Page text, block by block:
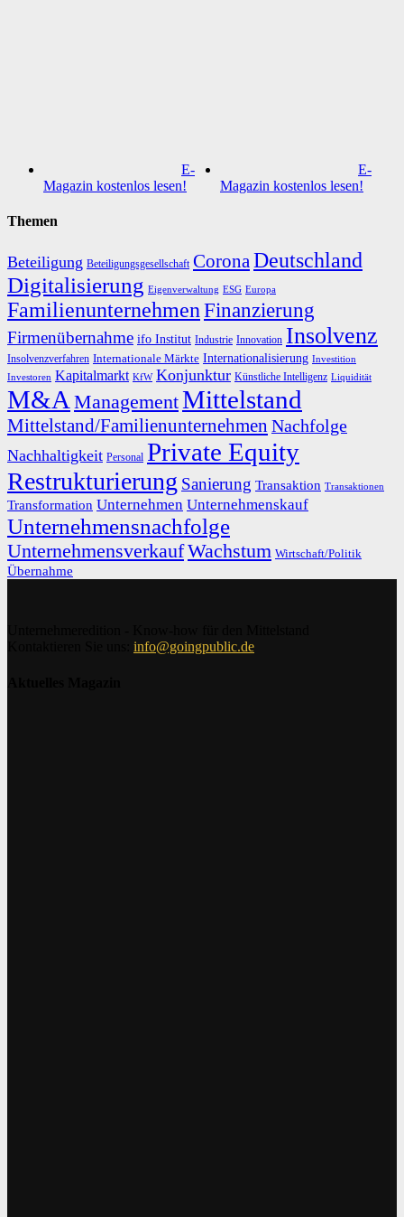
E-
Magazin kostenlos lesen!
E-
Magazin kostenlos lesen!
Themen
Beteiligung Beteiligungsgesellschaft CoronaDeutschland
Digitalisierung Eigenverwaltung ESG Europa
FamilienunternehmenFinanzierung
Firmenübernahme ifo Institut Industrie Innovation Insolvenz
Insolvenzverfahren Internationale Märkte Internationalisierung Investition
Investoren Kapitalmarkt KfW Konjunktur Künstliche Intelligenz Liquidität
M&A ManagementMittelstand
Mittelstand/Familienunternehmen Nachfolge
Nachhaltigkeit Personal Private Equity
Restrukturierung Sanierung Transaktion Transaktionen
Transformation Unternehmen Unternehmenskauf
Unternehmensnachfolge
UnternehmensverkaufWachstum Wirtschaft/Politik
Übernahme
info@goingpublic.de